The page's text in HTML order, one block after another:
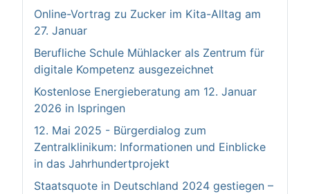
Online-Vortrag zu Zucker im Kita-Alltag am
27. Januar
Berufliche Schule Mühlacker als Zentrum für
digitale Kompetenz ausgezeichnet
Kostenlose Energieberatung am 12. Januar
2026 in Ispringen
12. Mai 2025 - Bürgerdialog zum
Zentralklinikum: Informationen und Einblicke
in das Jahrhundertprojekt
Staatsquote in Deutschland 2024 gestiegen –